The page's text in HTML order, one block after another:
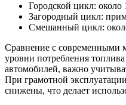
Городской цикл: около
Загородный цикл:
Смешанный цикл:
Сравнение с современными
уровни потребления
автомобилей, важно
При грамотной
снижены, что делает